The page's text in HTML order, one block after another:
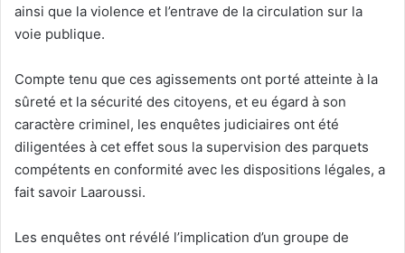
ainsi que la violence et l’entrave de la circulation sur la
voie publique.
Compte tenu que ces agissements ont porté atteinte à la
sûreté et la sécurité des citoyens, et eu égard à son
caractère criminel, les enquêtes judiciaires ont été
diligentées à cet effet sous la supervision des parquets
compétents en conformité avec les dispositions légales, a
fait savoir Laaroussi.
Les enquêtes ont révélé l’implication d’un groupe de